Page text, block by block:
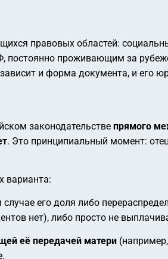
правовых областей:
проживающим за
и форма документа, и его
законодательстве прямого
. Это принципиальный момент:
варианта:
случае его доля либо
нет), либо просто не
её передачей матери